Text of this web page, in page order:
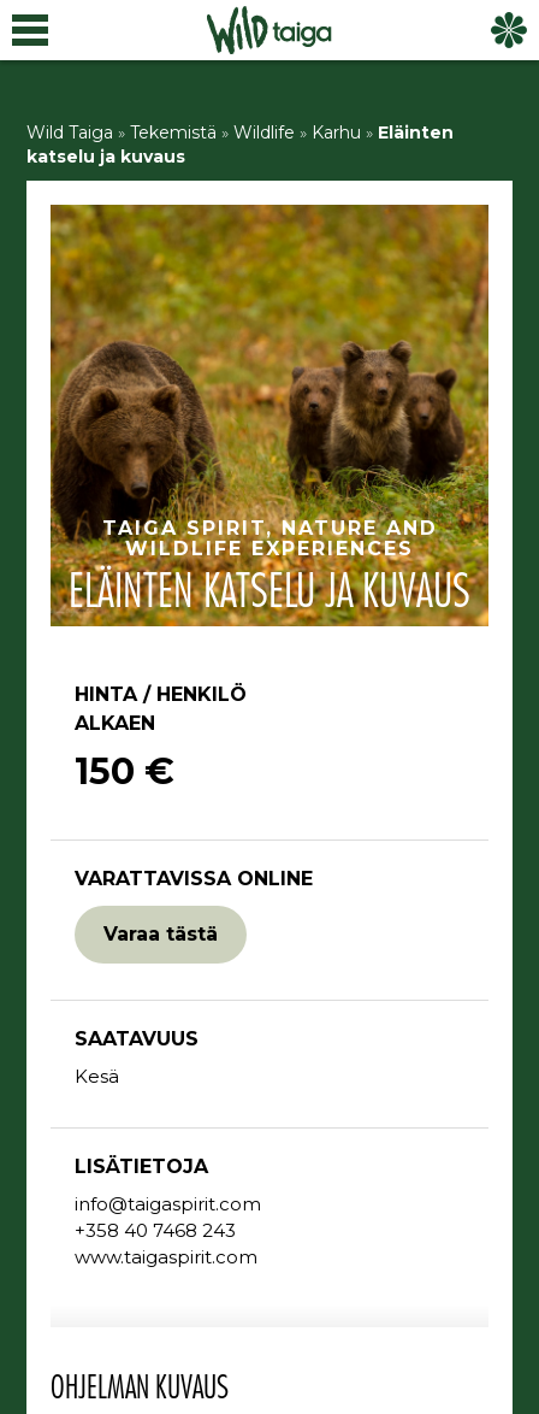
Wild Taiga »Tekemistä »Wildlife » Karhu » Eläinten
katselu ja kuvaus
TAIGA SPIRIT, NATURE AND
WILDLIFE EXPERIENCES
ELÄINTEN KATSELU JA KUVAUS
HINTA / HENKILÖ
ALKAEN
150 €
VARATTAVISSA ONLINE
Varaa tästä
SAATAVUUS
Kesä
LISÄTIETOJA
info@taigaspirit.com
+358 40 7468 243
www.taigaspirit.com
OHJELMAN KUVAUS